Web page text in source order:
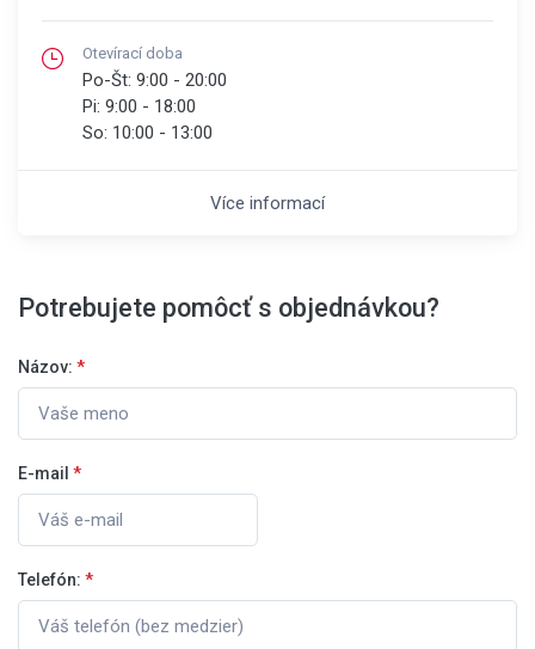
Otevírací doba
Po-Št: 9:00 - 20:00
Pi: 9:00 - 18:00
So: 10:00 - 13:00
Více informací
Potrebujete pomôcť s objednávkou?
Názov: *
E-mail *
Telefón: *